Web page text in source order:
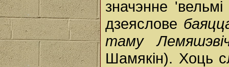
значэнне
дзеяслове
таму
Шамякін). Хоць